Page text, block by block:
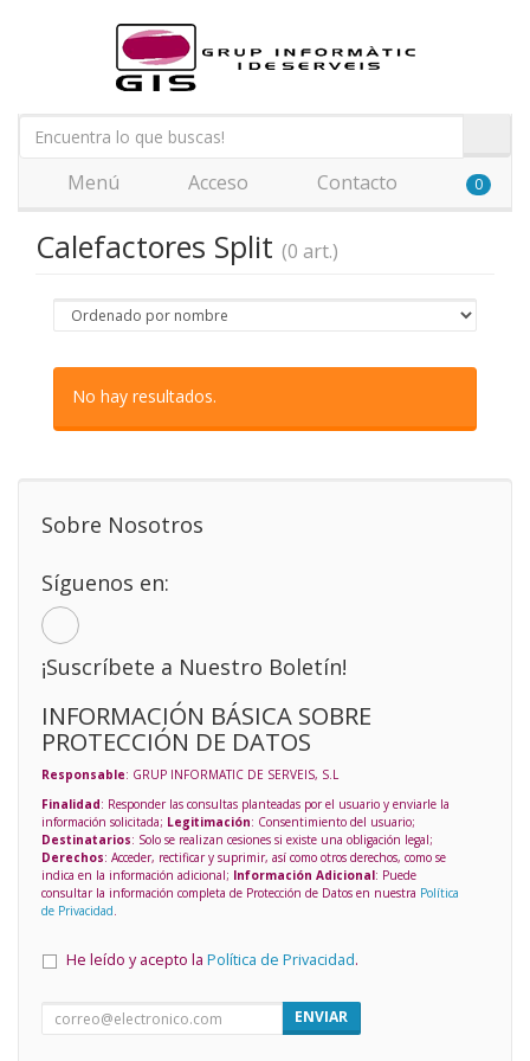
Menú Acceso Contacto 0
Calefactores Split (0 art.)
No hay resultados.
Sobre Nosotros
Síguenos en:
¡Suscríbete a Nuestro Boletín!
INFORMACIÓN BÁSICA SOBRE
PROTECCIÓN DE DATOS
Responsable: GRUP INFORMATIC DE SERVEIS, S.L
Finalidad: Responder las consultas planteadas por el usuario y enviarle la
información solicitada; Legitimación: Consentimiento del usuario;
Destinatarios: Solo se realizan cesiones si existe una obligación legal;
Derechos: Acceder, rectificar y suprimir, así como otros derechos, como se
indica en la información adicional; Información Adicional: Puede
consultar la información completa de Protección de Datos en nuestra Política
de Privacidad.
He leído y acepto la Política de Privacidad.
ENVIAR